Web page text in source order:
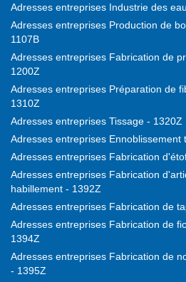
Adresses entreprises Industrie des
Adresses entreprises Production de
1107B
Adresses entreprises Fabrication de
1200Z
Adresses entreprises Préparation de
1310Z
Adresses entreprises Tissage - 1320Z
Adresses entreprises Ennoblissement
Adresses entreprises Fabrication
Adresses entreprises Fabrication
habillement - 1392Z
Adresses entreprises Fabrication de
Adresses entreprises Fabrication de
1394Z
Adresses entreprises Fabrication de
- 1395Z